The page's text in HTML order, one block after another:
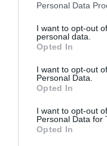
Personal Data
I want to opt-out
personal data.
Opted In
I want to opt-out
Personal Data.
Opted In
I want to opt-out
Personal Data for
Opted In
historia, de
desmontar la
por Hispanidad
DIARIO DE LA